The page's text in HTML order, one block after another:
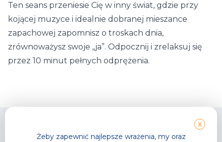
Kontakt
Ten seans przeniesie Cię w inny świat, gdzie przy
kojącej muzyce i idealnie dobranej mieszance
zapachowej zapomnisz o troskach dnia,
zrównoważysz swoje „ja”. Odpocznij i zrelaksuj się
przez 10 minut pełnych odprężenia.
X
Żeby zapewnić najlepsze wrażenia, my oraz